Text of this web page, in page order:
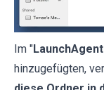
Im "
hinzugefügten,